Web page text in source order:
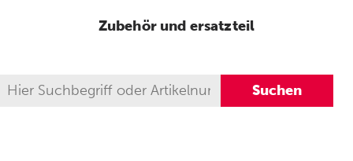
Zubehör und ersatzteil